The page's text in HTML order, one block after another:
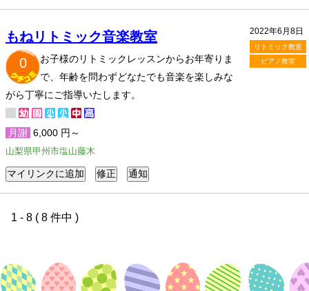
2022年6月8日
リトミック教室
ピアノ教室
もねリトミック音楽教室
0
お子様のリトミックレッスンからお年寄りま
で、年齢を問わずどなたでも音楽を楽しみな
がら丁寧にご指導いたします。
月謝 6,000 円～
山梨県甲州市塩山藤木
1 - 8 ( 8 件中 )